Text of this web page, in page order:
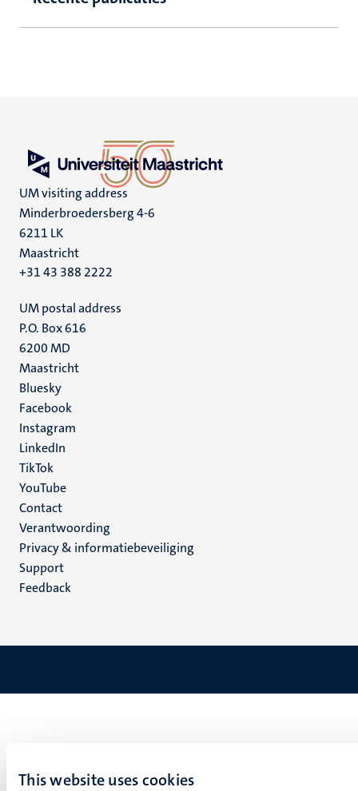
This website uses cookies
UM visiting address
Minderbroedersberg 4-6
6211 LK
Maastricht
+31 43 388 2222
UM postal address
P.O. Box 616
6200 MD
Maastricht
Social
media
Bluesky
Facebook
Instagram
LinkedIn
TikTok
YouTube
Menu
footer
(NL)
Contact
Verantwoording
Privacy & informatiebeveiliging
Support
Feedback